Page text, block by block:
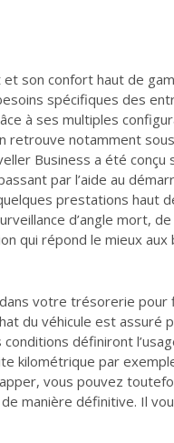
son confort haut de
spécifiques des
à ses multiples
notamment
Business a été
par l’aide au
prestations haut
d’angle mort,
qui répond le mieux
votre trésorerie pour
du véhicule est
définiront
kilométrique par
vous pouvez
manière définitive. Il